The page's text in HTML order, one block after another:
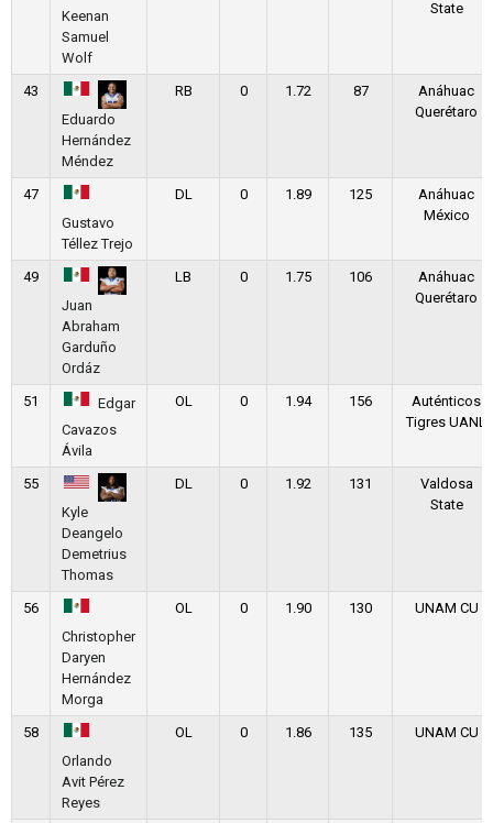
Keenan
Samuel
Wolf
State
43
Eduardo
Hernández
Méndez
RB 0 1.72 87
Anáhuac
Querétaro
47
Gustavo
Téllez Trejo
DL 0 1.89 125
Anáhuac
México
49
Juan
Abraham
Garduño
Ordáz
LB 0 1.75 106
Anáhuac
Querétaro
51
Edgar
Cavazos
Ávila
OL 0 1.94 156
Auténticos
Tigres UANL
55
Kyle
Deangelo
Demetrius
Thomas
DL 0 1.92 131
Valdosa
State
56
Christopher
Daryen
Hernández
Morga
OL 0 1.90 130 UNAM CU
58
Orlando
Avit Pérez
Reyes
OL 0 1.86 135 UNAM CU